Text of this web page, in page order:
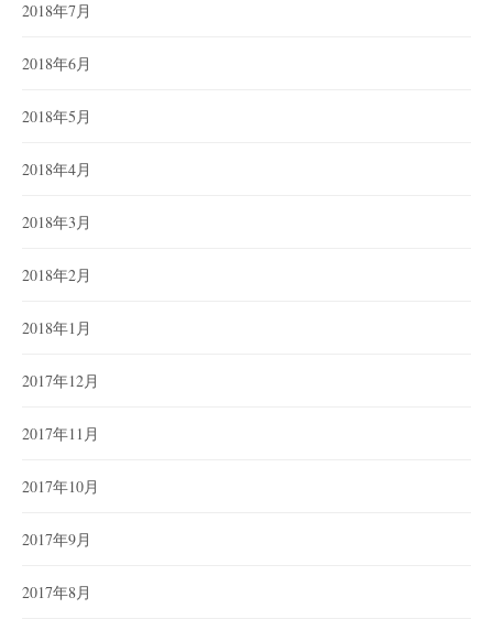
2018年7月
2018年6月
2018年5月
2018年4月
2018年3月
2018年2月
2018年1月
2017年12月
2017年11月
2017年10月
2017年9月
2017年8月